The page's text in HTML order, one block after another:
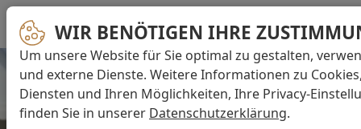
WIR BENÖTIGEN IHRE
Um unsere Website für Sie optimal zu gestalten,
und externe Dienste. Weitere Informationen zu
Diensten und Ihren Möglichkeiten, Ihre Privacy-
finden Sie in unserer Datenschutzerklärung.